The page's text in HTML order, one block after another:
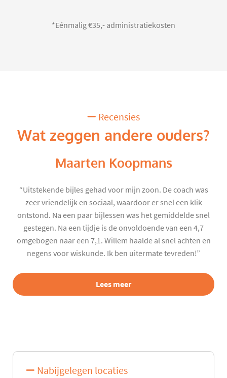
*Eénmalig €35,- administratiekosten
Recensies
Wat zeggen andere ouders?
Maarten Koopmans
“Uitstekende bijles gehad voor mijn zoon. De coach was
zeer vriendelijk en sociaal, waardoor er snel een klik
ontstond. Na een paar bijlessen was het gemiddelde snel
gestegen. Na een tijdje is de onvoldoende van een 4,7
omgebogen naar een 7,1. Willem haalde al snel achten en
negens voor wiskunde. Ik ben uitermate tevreden!”
Lees meer
Nabijgelegen locaties